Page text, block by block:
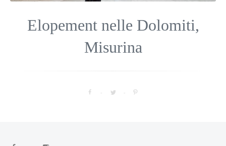
Elopement nelle Dolomiti,
Misurina